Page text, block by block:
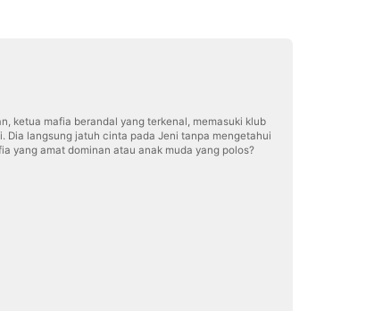
ketua mafia berandal yang terkenal, memasuki klub
Dia langsung jatuh cinta pada Jeni tanpa mengetahui
yang amat dominan atau anak muda yang polos?